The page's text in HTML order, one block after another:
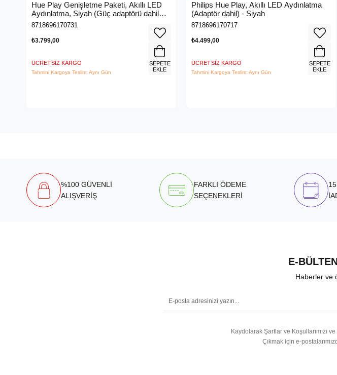
Hue Play Genişletme Paketi, Akıllı LED
Aydınlatma, Siyah (Güç adaptörü dahil
değildir)
8718696170731
₺3.799,00
ÜCRETSIZ KARGO
Tahmini Kargoya Teslim: Aynı Gün
SEPETE
EKLE
Philips Hue Play, Akıllı LED Aydınlatma
(Adaptör dahil) - Siyah
8718696170717
₺4.499,00
ÜCRETSIZ KARGO
Tahmini Kargoya Teslim: Aynı Gün
SEPETE
EKLE
%100 GÜVENLİ
ALIŞVERİŞ
FARKLI ÖDEME
SEÇENEKLERİ
E-
Haberler ve
Kaydolarak Şartlar ve Koşullarımızı
Çıkmak için e-